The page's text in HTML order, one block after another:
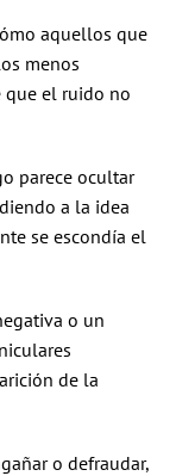
aquellos que
menos
que el ruido no
parece ocultar
a la idea
se escondía el
o un
de la
o defraudar,